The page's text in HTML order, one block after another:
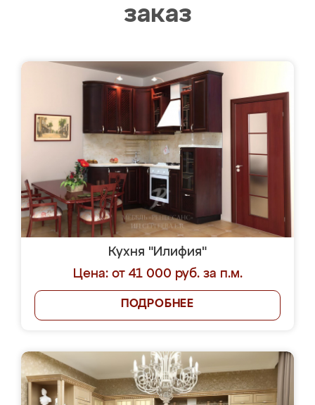
заказ
Кухня "Илифия"
Цена: от 41 000 руб. за п.м.
ПОДРОБНЕЕ